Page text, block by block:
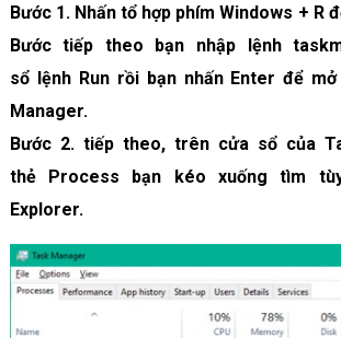
Bước 1. Nhấn tổ hợp phím Windows + R
Bước tiếp theo bạn nhập lệnh t
sổ lệnh Run rồi bạn nhấnEnter để
Manager.
Bước 2. tiếp theo, trên cửa sổ của
thẻ Process bạn kéo xuống tìm
Explorer.